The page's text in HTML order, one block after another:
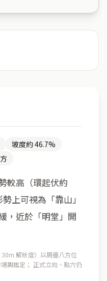
坡度約 46.7%
較高（環起伏約
上可視為「靠山」
，近於「明堂」開
解析度）以周邊八方位
輿鑑定； 正式立向、點穴仍